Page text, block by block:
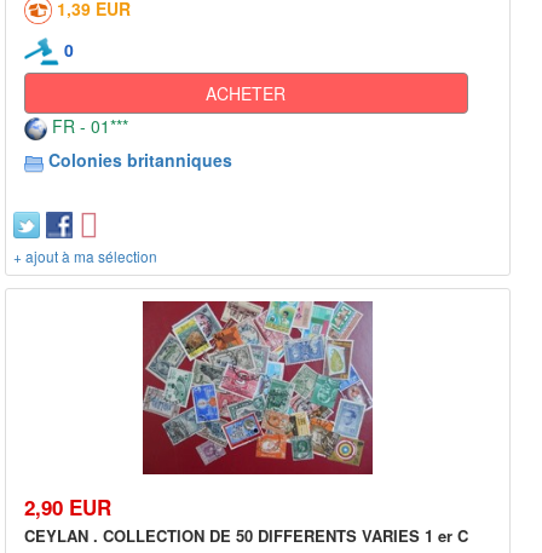
1,39 EUR
0
ACHETER
FR - 01***
Colonies britanniques
+ ajout à ma sélection
2,90 EUR
CEYLAN . COLLECTION DE 50 DIFFERENTS VARIES 1 er C